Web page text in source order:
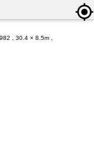
, 30.4 × 8.5m ,